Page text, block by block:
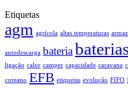
Etiquetas
agm agrícola altas temperaturas
autodescarga bateria
ligação calor camper capacidade caravana
coreano EFB etiquetas evolução FIFO